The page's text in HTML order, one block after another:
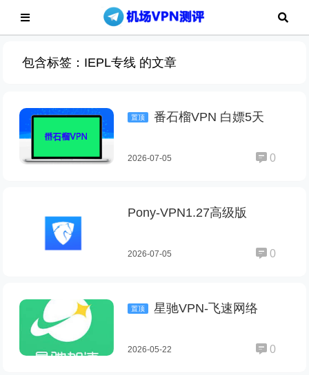
包含标签：IEPL专线 的文章
置顶 番石榴VPN 白嫖5天
2026-07-05 0
Pony-VPN1.27高级版
2026-07-05 0
置顶 星驰VPN-飞速网络
2026-05-22 0